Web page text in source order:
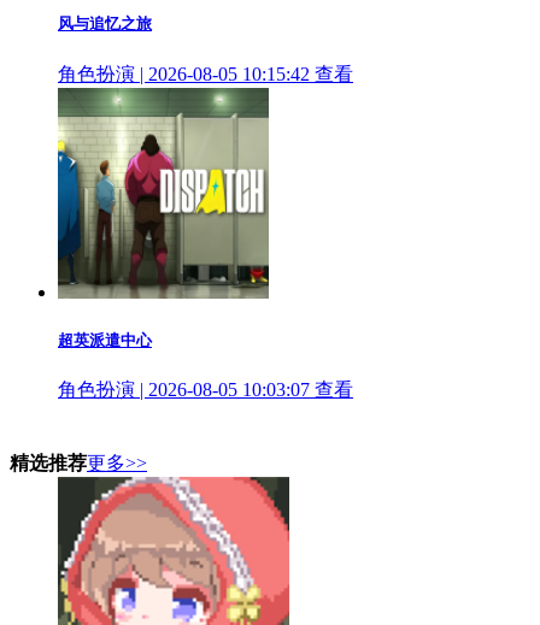
风与追忆之旅
角色扮演 | 2026-08-05 10:15:42 查看
超英派遣中心
角色扮演 | 2026-08-05 10:03:07 查看
精选推荐更多>>